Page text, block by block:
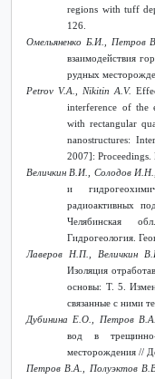
regions with tuff
126.
Омельяненко Б.И., Петров
взаимодействия
рудных
Petrov V.A., Nikitin A.V.
interference of the
with rectangular
nanostructures:
2007]: Proceedings.
Величкин В.И., Солодов
и
радиоактивных
Челябинская
Гидрогеология.
Лаверов Н.П., Величкин
Изоляция
основы: Т. 5.
связанные с ними
Дубинина Е.О., Петров
вод в трещинно-
месторождения //
Петров В.А., Полуэктов